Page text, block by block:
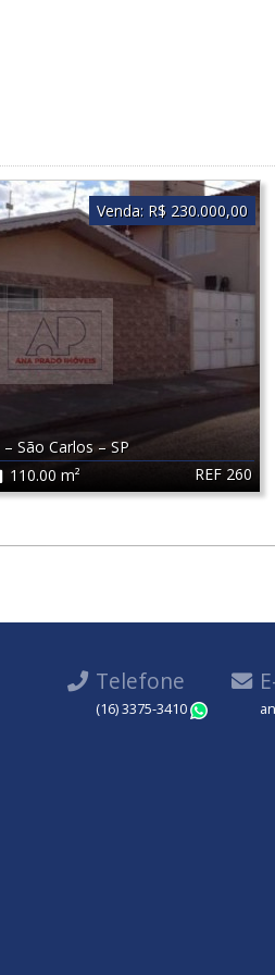
REF 260
– São Carlos –SP
110.00 m²
Venda: R$ 230.000,00
Telefone
(16) 3375-3410